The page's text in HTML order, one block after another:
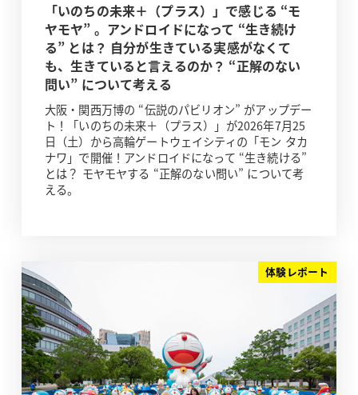
「いのちの未来＋（プラス）」で感じる “モ
ヤモヤ” 。アンドロイドになって “生き続け
る” とは？ 自分が生きている実感がなくて
も、生きていると言えるのか？ “正解のない
問い” について考える
大阪・関西万博の “伝説のパビリオン” がアップデー
ト！「いのちの未来＋（プラス）」が2026年7月25
日（土）から高輪ゲートウェイシティの「モン タカ
ナワ」で開催！アンドロイドになって “生き続ける”
とは？ モヤモヤする “正解のない問い” について考
える。
体験レポート